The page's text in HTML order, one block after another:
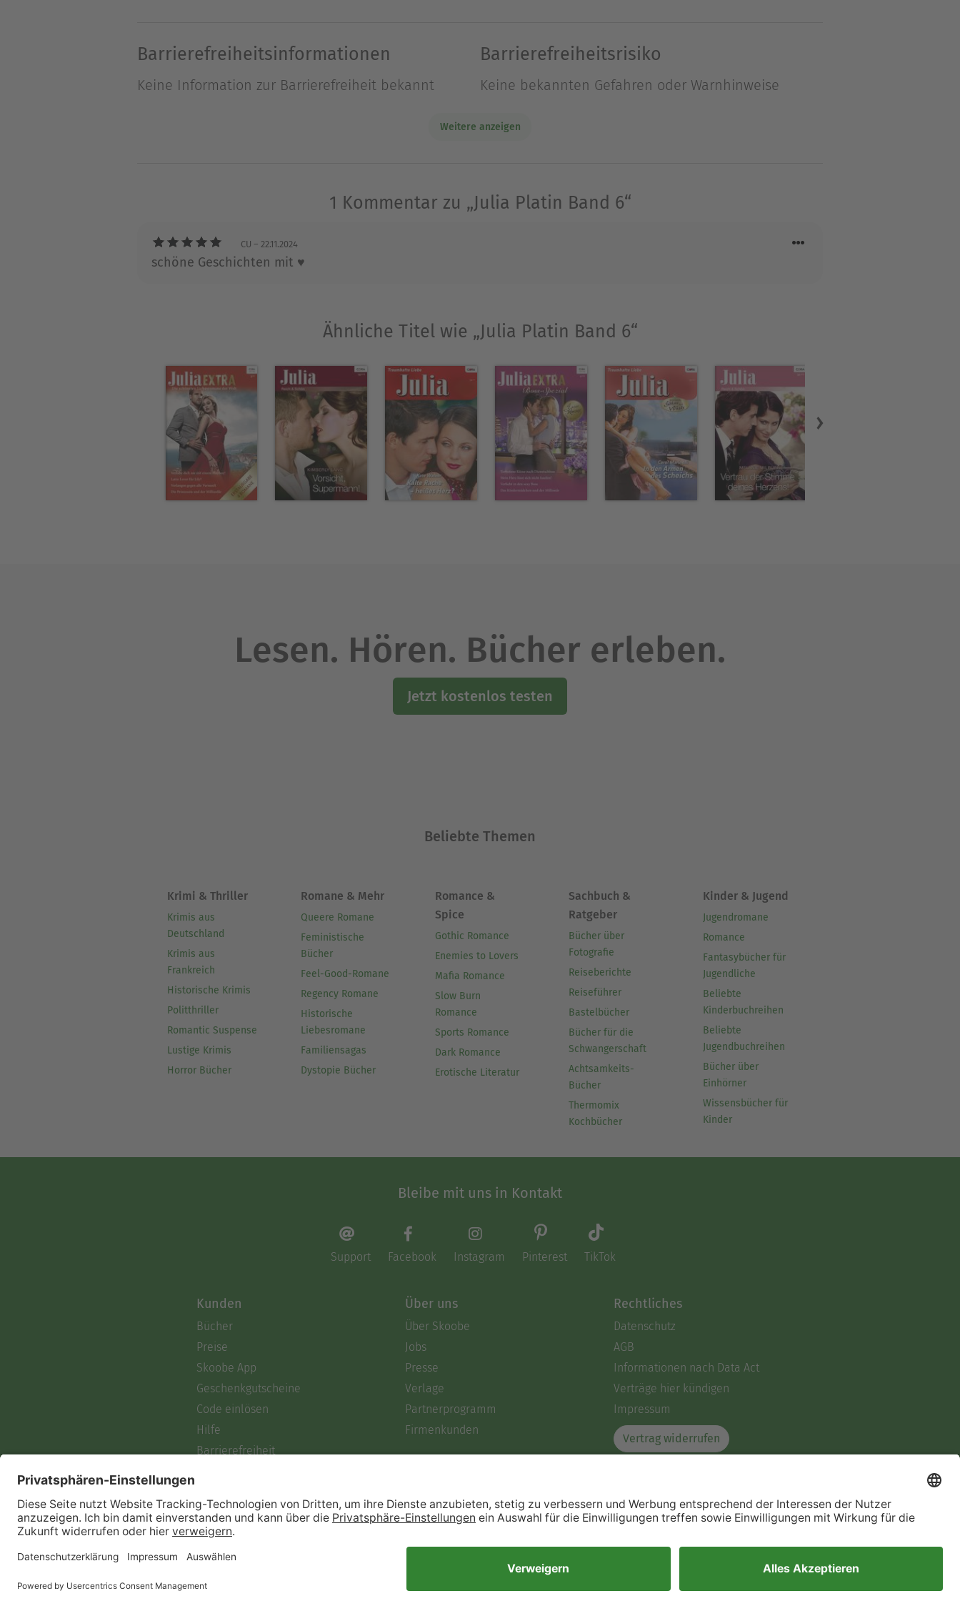
GRIECHISCHEN MILLIONÄRS von WALKER, KATEDer griechische Millionär Theo Antonakos brennt vor
voller Leidenschaft - und sieht sie erst auf der Verlobung seines Vaters wieder. Sie ist dessen Braut …
Bücher immer sehr wichtig, und so lasen sie und ihre vier Schwestern schon als Kind alles, was sie in die
Finger bekamen. Schon bevor sie schreiben konnte, dachte sie sich Geschichten aus, und sie schrieb ihr
erstes "Buch" im zarten Alter von 11 Jahren. Jeder sagte ihr, sie könne nie vom Bücher schreiben leben,
sie ihren zukünftigen Mann kennen, der ebenfalls dort studierte. Nach ihrer Heirat zogen sie nach
Ausblenden
Barrierefreiheitsinformationen
Keine Information zur Barrierefreiheit bekannt
Barrierefreiheitsrisiko
Keine bekannten Gefahren oder Warnhinweise
Weitere anzeigen
1 Kommentar zu „Julia Platin Band 6“
CU – 22.11.2024
schöne Geschichten mit ♥️
Ähnliche Titel wie „Julia Platin Band 6“
Lesen. Hören. Bücher erleben.
Jetzt kostenlos testen
Beliebte Themen
Krimi & Thriller
Krimis aus
Deutschland
Krimis aus
Frankreich
Historische Krimis
Politthriller
Romantic Suspense
Lustige Krimis
Horror Bücher
Romane & Mehr
Queere Romane
Feministische
Bücher
Feel-Good-Romane
Regency Romane
Historische
Liebesromane
Familiensagas
Dystopie Bücher
Romance &
Spice
Gothic Romance
Enemies to Lovers
Mafia Romance
Slow Burn
Romance
Sports Romance
Dark Romance
Erotische Literatur
Sachbuch &
Ratgeber
Bücher über
Fotografie
Reiseberichte
Reiseführer
Bastelbücher
Bücher für die
Schwangerschaft
Achtsamkeits-
Bücher
Thermomix
Kochbücher
Kinder & Jugend
Jugendromane
Romance
Fantasybücher für
Jugendliche
Beliebte
Kinderbuchreihen
Beliebte
Jugendbuchreihen
Bücher über
Einhörner
Wissensbücher für
Kinder
Bleibe mit uns in Kontakt
Support Facebook Instagram Pinterest TikTok
Kunden
Bücher
Preise
Skoobe App
Geschenkgutscheine
Code einlösen
Hilfe
Barrierefreiheit
Über uns
Über Skoobe
Jobs
Presse
Verlage
Partnerprogramm
Firmenkunden
Rechtliches
Datenschutz
AGB
Informationen nach Data Act
Verträge hier kündigen
Impressum
Vertrag widerrufen
Immer ein gutes Buch